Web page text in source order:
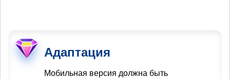
Адаптация
Мобильная версия должна быть